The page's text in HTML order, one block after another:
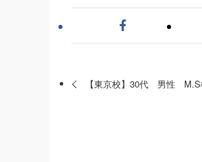
【東京校】30代 男性